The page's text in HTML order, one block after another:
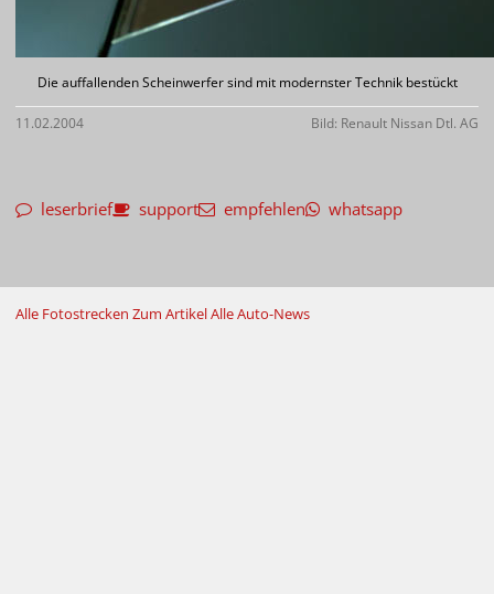
Die auffallenden Scheinwerfer sind mit modernster Technik bestückt
11.02.2004 Bild: Renault Nissan Dtl. AG
leserbrief support empfehlen whatsapp
Alle Fotostrecken Zum ArtikelAlle Auto-News